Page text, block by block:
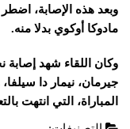
وبعد هذه الإصابة،
مادوكا أوكوي بدلا منه.
وكان اللقاء شهد
المباراة، التي انتهت